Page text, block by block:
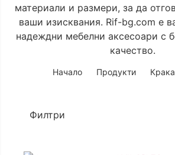
материали и размери, за да
ваши изисквания. Rif-bg.com е
надеждни мебелни аксесоари с
качество.
Начало Продукти
Филтри